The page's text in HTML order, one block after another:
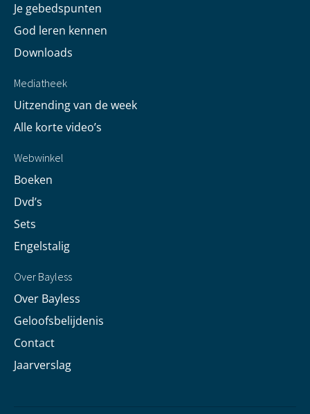
Je gebedspunten
God leren kennen
Downloads
Mediatheek
Uitzending van de week
Alle korte video’s
Webwinkel
Boeken
Dvd’s
Sets
Engelstalig
Over Bayless
Over Bayless
Geloofsbelijdenis
Contact
Jaarverslag